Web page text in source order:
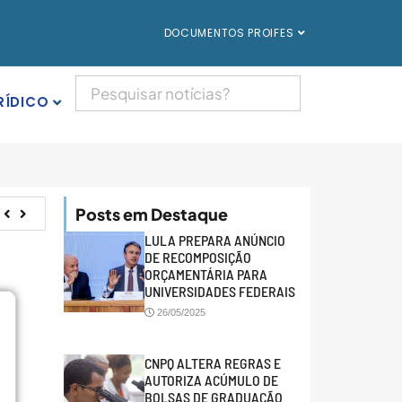
DOCUMENTOS PROIFES
Posts em Destaque
LULA PREPARA ANÚNCIO
DE RECOMPOSIÇÃO
ORÇAMENTÁRIA PARA
UNIVERSIDADES FEDERAIS
26/05/2025
CNPQ ALTERA REGRAS E
AUTORIZA ACÚMULO DE
BOLSAS DE GRADUAÇÃO